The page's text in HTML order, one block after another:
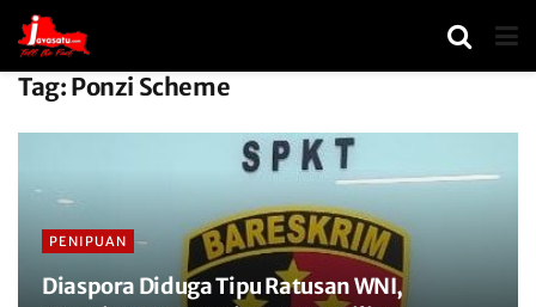
Tag: Ponzi Scheme
PENIPUAN
Diaspora Diduga Tipu Ratusan WNI,